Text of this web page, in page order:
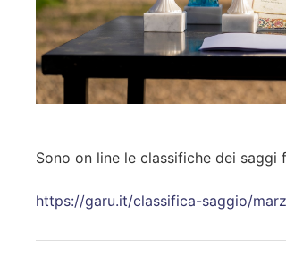
Sono on line le classifiche dei
https://garu.it/classifica-saggio/